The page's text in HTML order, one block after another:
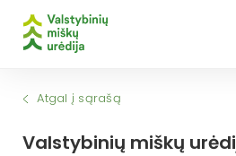
Valstybinių miškų
Atgal į sąrašą